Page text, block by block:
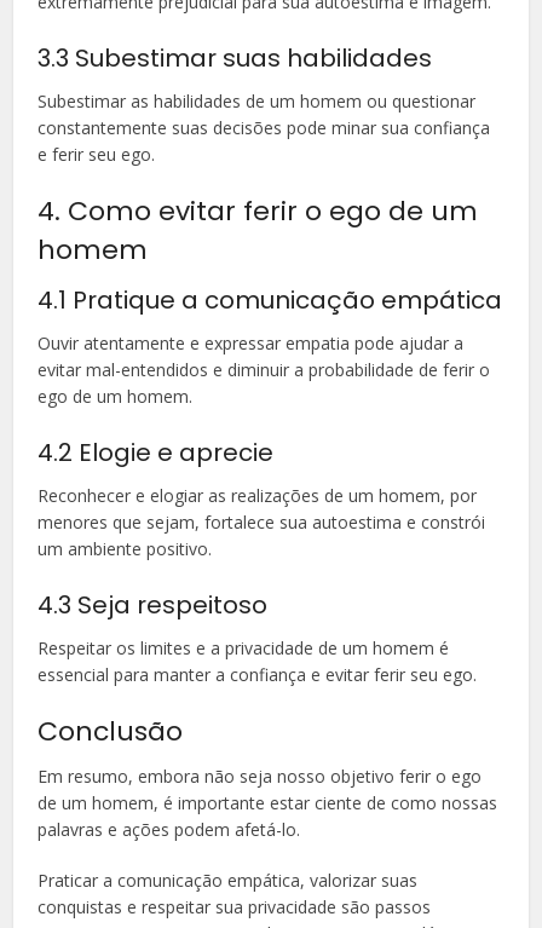
3.3 Subestimar suas habilidades
Subestimar as habilidades de um homem ou questionar
constantemente suas decisões pode minar sua confiança
e ferir seu ego.
4. Como evitar ferir o ego de um
homem
4.1 Pratique a comunicação empática
Ouvir atentamente e expressar empatia pode ajudar a
evitar mal-entendidos e diminuir a probabilidade de ferir o
ego de um homem.
4.2 Elogie e aprecie
Reconhecer e elogiar as realizações de um homem, por
menores que sejam, fortalece sua autoestima e constrói
um ambiente positivo.
4.3 Seja respeitoso
Respeitar os limites e a privacidade de um homem é
essencial para manter a confiança e evitar ferir seu ego.
Conclusão
Em resumo, embora não seja nosso objetivo ferir o ego
de um homem, é importante estar ciente de como nossas
palavras e ações podem afetá-lo.
Praticar a comunicação empática, valorizar suas
conquistas e respeitar sua privacidade são passos